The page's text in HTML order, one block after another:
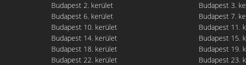
Budapest 2. kerület
Budapest 3.
Budapest 6. kerület
Budapest 7.
Budapest 10. kerület
Budapest 11.
Budapest 14. kerület
Budapest 15.
Budapest 18. kerület
Budapest 19.
Budapest 22. kerület
Budapest 23.